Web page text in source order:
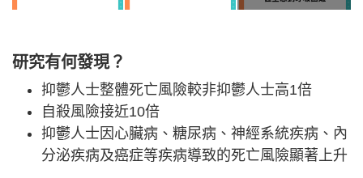
研究有何發現？
抑鬱人士整體死亡風險較非抑鬱人士高1倍
自殺風險接近10倍
抑鬱人士因心臟病、糖尿病、神經系統疾病、內
分泌疾病及癌症等疾病導致的死亡風險顯著上升